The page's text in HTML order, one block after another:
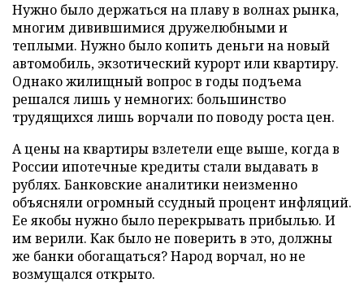
Нужно было держаться на плаву в волнах рынка,
многим дивившимися дружелюбными и
теплыми. Нужно было копить деньги на новый
автомобиль, экзотический курорт или квартиру.
Однако жилищный вопрос в годы подъема
решался лишь у немногих: большинство
трудящихся лишь ворчали по поводу роста цен.
А цены на квартиры взлетели еще выше, когда в
России ипотечные кредиты стали выдавать в
рублях. Банковские аналитики неизменно
объясняли огромный ссудный процент инфляций.
Ее якобы нужно было перекрывать прибылью. И
им верили. Как было не поверить в это, должны
же банки обогащаться? Народ ворчал, но не
возмущался открыто.